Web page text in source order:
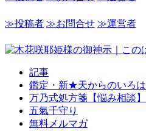
≫投稿者 ≫お問合せ ≫運営者
記事
鑑定・新★天からのいろは
万乃式処方箋【悩み相談】
五氣千守り
無料メルマガ